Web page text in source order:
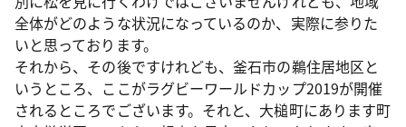
全体がどのような状況になっているのか、実際に参りた
いと思っております。
それから、その後ですけれども、釜石市の鵜住居地区と
いうところ、ここがラグビーワールドカップ2019が開催
されるところでございます。それと、大槌町にあります町